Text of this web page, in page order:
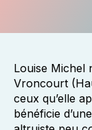
Louise Michel
Vroncourt
ceux qu’elle
bénéficie